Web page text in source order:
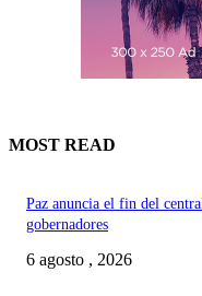
MOST READ
Paz anuncia el fin del
gobernadores
6 agosto , 2026